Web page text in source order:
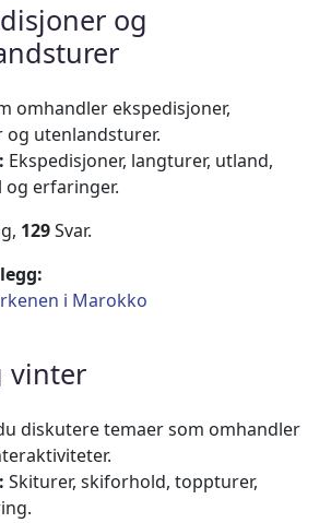
og
omhandler ekspedisjoner,
og utenlandsturer.
Ekspedisjoner, langturer, utland,
og erfaringer.
129Svar.
i Marokko
vinter
diskutere temaer som omhandler
Skiturer, skiforhold, toppturer,